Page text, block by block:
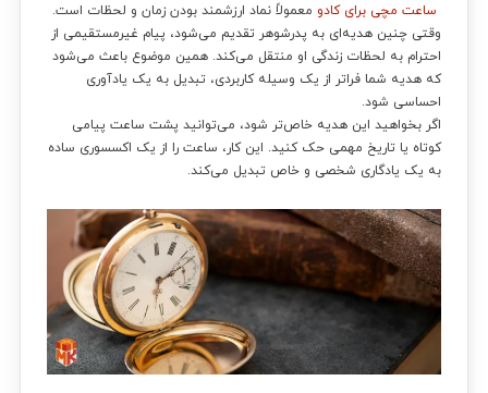
ساعت مچی برای کادو معمولاً نماد ارزشمند بودن زمان و لحظات است.
وقتی چنین هدیه‌ای به پدرشوهر تقدیم می‌شود، پیام غیرمستقیمی از
احترام به لحظات زندگی او منتقل می‌کند. همین موضوع باعث می‌شود
که هدیه شما فراتر از یک وسیله کاربردی، تبدیل به یک یادآوری
احساسی شود.
اگر بخواهید این هدیه خاص‌تر شود، می‌توانید پشت ساعت پیامی
کوتاه یا تاریخ مهمی حک کنید. این کار، ساعت را از یک اکسسوری ساده
به یک یادگاری شخصی و خاص تبدیل می‌کند.